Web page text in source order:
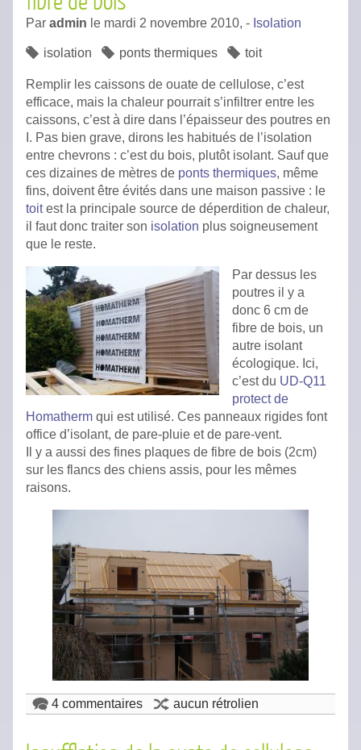
Par admin le mardi 2 novembre 2010, - Isolation
isolation ponts thermiques toit
Remplir les caissons de ouate de cellulose, c’est
efficace, mais la chaleur pourrait s’infiltrer entre les
caissons, c’est à dire dans l’épaisseur des poutres en
I. Pas bien grave, dirons les habitués de l’isolation
entre chevrons : c’est du bois, plutôt isolant. Sauf que
ces dizaines de mètres de ponts thermiques, même
fins, doivent être évités dans une maison passive : le
toitest la principale source de déperdition de chaleur,
il faut donc traiter son isolation plus soigneusement
que le reste.
Par dessus les
poutres il y a
donc 6 cm de
fibre de bois, un
autre isolant
écologique. Ici,
c’est du UD-Q11
protect de
Homatherm qui est utilisé. Ces panneaux rigides font
office d’isolant, de pare-pluie et de pare-vent.
Il y a aussi des fines plaques de fibre de bois (2cm)
sur les flancs des chiens assis, pour les mêmes
raisons.
4 commentaires aucun rétrolien